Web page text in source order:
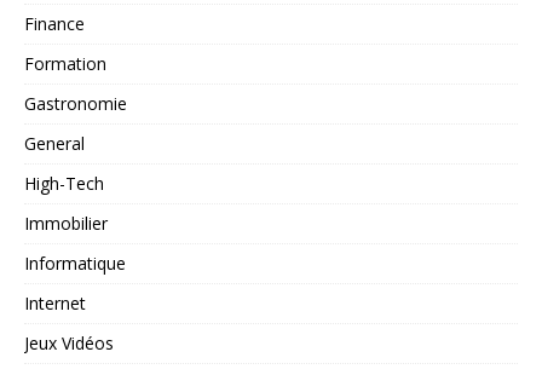
Finance
Formation
Gastronomie
General
High-Tech
Immobilier
Informatique
Internet
Jeux Vidéos